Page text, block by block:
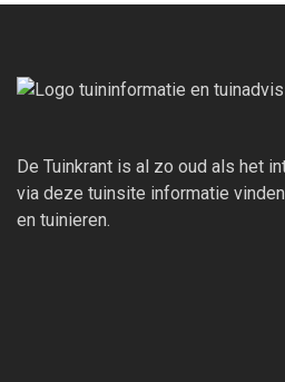
De Tuinkrant is al zo oud als het
via deze tuinsite informatie
en tuinieren.